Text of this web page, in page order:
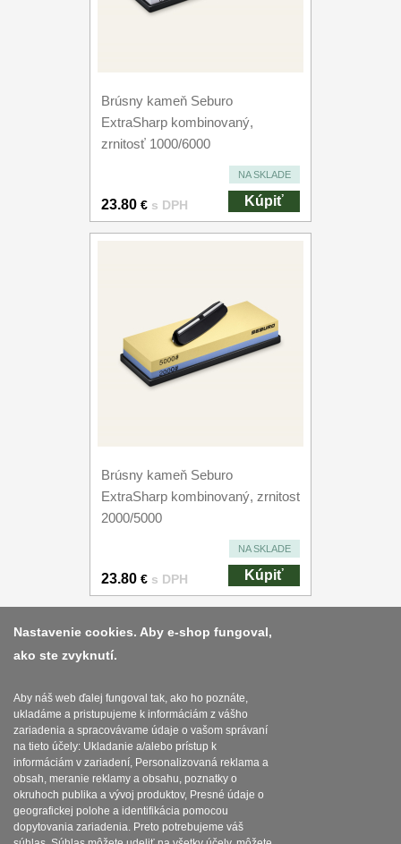
Brúsny kameň Seburo
ExtraSharp kombinovaný,
zrnitosť 1000/6000
NA SKLADE
23.80 € s DPH Kúpiť
Brúsny kameň Seburo
ExtraSharp kombinovaný, zrnitost
2000/5000
NA SKLADE
23.80 € s DPH Kúpiť
Platba a dodávka
Obchodní podmínky
Zasady zpracovani osobnich udaju
Reklamační řád
Nastavenie cookies. Aby e-shop fungoval,
ako ste zvyknutí.
Aby náš web ďalej fungoval tak, ako ho poznáte,
ukladáme a pristupujeme k informáciám z vášho
zariadenia a spracovávame údaje o vašom správaní
na tieto účely: Ukladanie a/alebo prístup k
informáciám v zariadení, Personalizovaná reklama a
obsah, meranie reklamy a obsahu, poznatky o
okruhoch publika a vývoj produktov, Presné údaje o
geografickej polohe a identifikácia pomocou
dopytovania zariadenia. Preto potrebujeme váš